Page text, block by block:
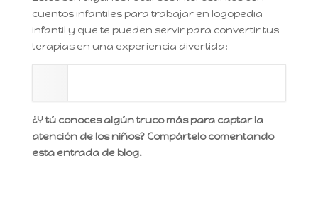
cuentos infantiles para trabajar en logopedia
infantil y que te pueden servir para convertir tus
terapias en una experiencia divertida:
¿Y tú conoces algún truco más para captar la
atención de los niños? Compártelo comentando
esta entrada de blog.